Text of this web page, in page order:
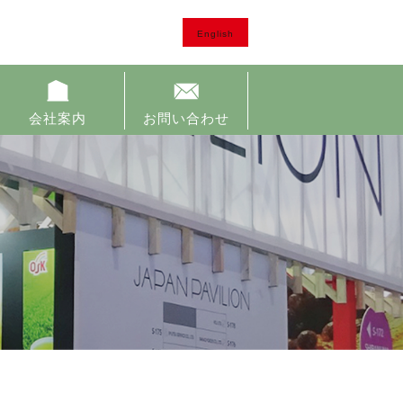
English
会社案内 お問い合わせ